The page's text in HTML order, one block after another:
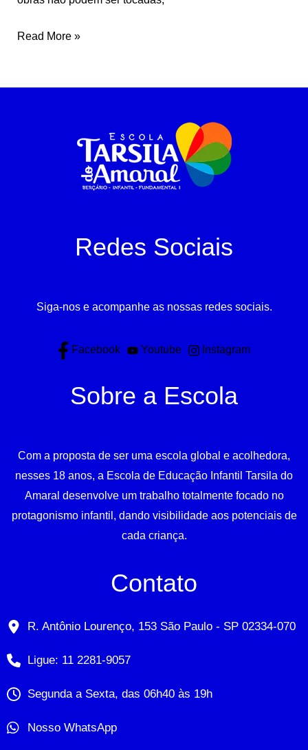
Read More »
Redes Sociais
Siga-nos e acompanhe as nossas redes sociais.
Facebook Youtube Instagram
Sobre a Escola
Com a proposta de ser uma escola global e acolhedora,
nesses 18 anos, a Escola de Educação Infantil Tarsila do
Amaral desenvolve um trabalho totalmente focado no
protagonismo infantil, dando visibilidade aos potenciais de
cada criança.
Contato
R. Antônio Lourenço, 153 São Paulo - SP 02334-070
Ligue: 11 2281-9057
Segunda a Sexta, das 06h40 às 19h
Nosso WhatsApp